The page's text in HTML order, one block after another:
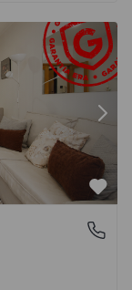
- 1567905